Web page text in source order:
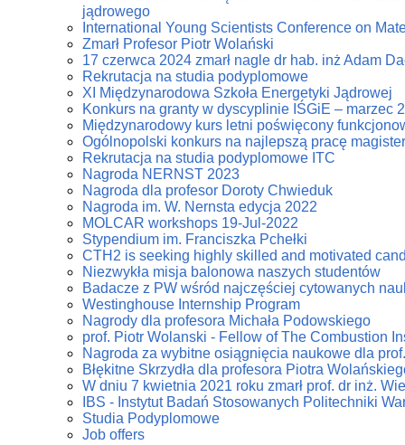
jądrowego
International Young Scientists Conference on
Zmarł Profesor Piotr Wolański
17 czerwca 2024 zmarł nagle dr hab. inż Adam
Rekrutacja na studia podyplomowe
XI Międzynarodowa Szkoła Energetyki Jądrowej
Konkurs na granty w dyscyplinie IŚGiE – marzec
Międzynarodowy kurs letni poświęcony
Ogólnopolski konkurs na najlepszą pracę
Rekrutacja na studia podyplomowe ITC
Nagroda NERNST 2023
Nagroda dla profesor Doroty Chwieduk
Nagroda im. W. Nernsta edycja 2022
MOLCAR workshops 19-Jul-2022
Stypendium im. Franciszka Pchełki
CTH2 is seeking highly skilled and motivated
Niezwykła misja balonowa naszych studentów
Badacze z PW wśród najczęściej cytowanych
Westinghouse Internship Program
Nagrody dla profesora Michała Podowskiego
prof. Piotr Wolanski - Fellow of The Combustion
Nagroda za wybitne osiągnięcia naukowe dla
Błękitne Skrzydła dla profesora Piotra
W dniu 7 kwietnia 2021 roku zmarł prof. dr inż.
IBS - Instytut Badań Stosowanych Politechniki
Studia Podyplomowe
Job offers